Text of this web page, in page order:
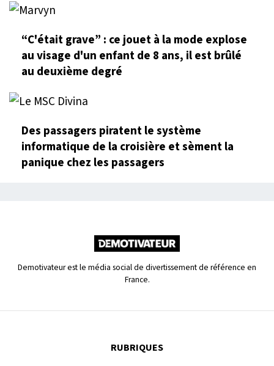
“C'était grave” : ce jouet à la mode explose
au visage d'un enfant de 8 ans, il est brûlé
au deuxième degré
Des passagers piratent le système
informatique de la croisière et sèment la
panique chez les passagers
Demotivateur est le média social de divertissement de référence en
France.
RUBRIQUES